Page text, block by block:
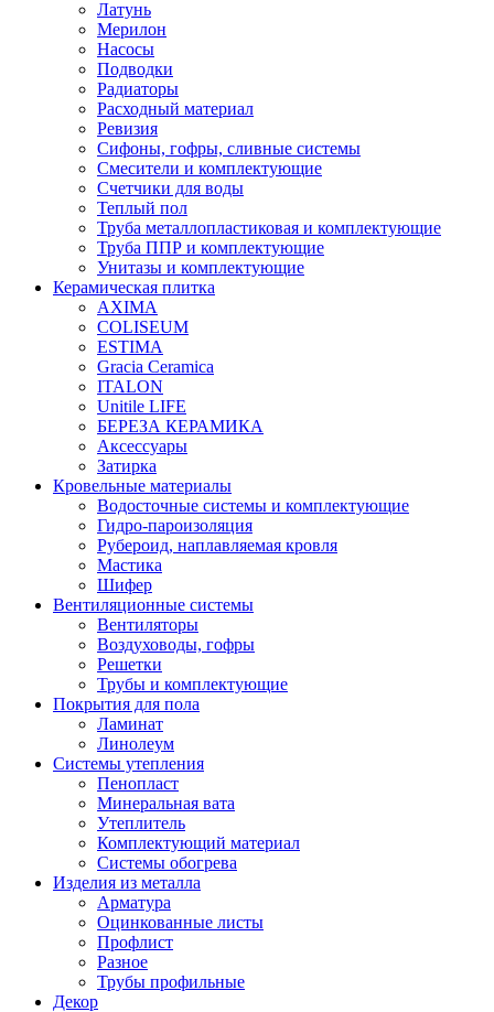
Латунь
Мерилон
Насосы
Подводки
Радиаторы
Расходный материал
Ревизия
Сифоны, гофры, сливные системы
Смесители и комплектующие
Счетчики для воды
Теплый пол
Труба металлопластиковая и комплектующие
Труба ППР и комплектующие
Унитазы и комплектующие
Керамическая плитка
AXIMA
COLISEUM
ESTIMA
Gracia Ceramica
ITALON
Unitile LIFE
БЕРЕЗА КЕРАМИКА
Аксессуары
Затирка
Кровельные материалы
Водосточные системы и комплектующие
Гидро-пароизоляция
Рубероид, наплавляемая кровля
Мастика
Шифер
Вентиляционные системы
Вентиляторы
Воздуховоды, гофры
Решетки
Трубы и комплектующие
Покрытия для пола
Ламинат
Линолеум
Системы утепления
Пенопласт
Минеральная вата
Утеплитель
Комплектующий материал
Системы обогрева
Изделия из металла
Арматура
Оцинкованные листы
Профлист
Разное
Трубы профильные
Декор